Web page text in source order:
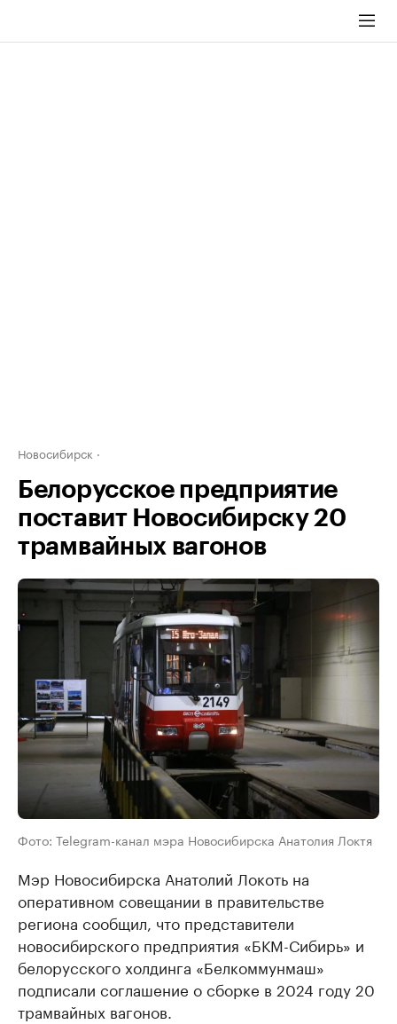
Новосибирск
Белорусское предприятие
поставит Новосибирску 20
трамвайных вагонов
Фото: Telegram-канал мэра Новосибирска Анатолия Локтя
Мэр Новосибирска Анатолий Локоть на
оперативном совещании в правительстве
региона сообщил, что представители
новосибирского предприятия «БКМ-Сибирь» и
белорусского холдинга «Белкоммунмаш»
подписали соглашение о сборке в 2024 году 20
трамвайных вагонов.